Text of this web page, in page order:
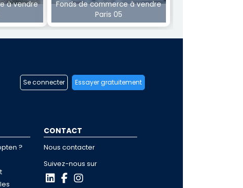
à vendre
Fonds de commerce à vendre
Paris 05
Se connecter Essayer gratuitement
?
CONTACT
Nous contacter
Suivez-nous sur